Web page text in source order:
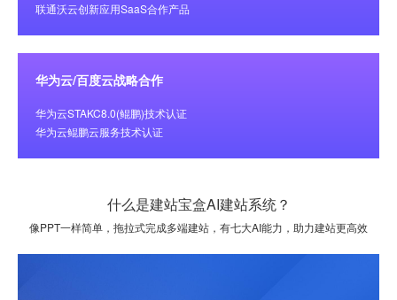
联通沃云创新应用SaaS合作产品
华为云/百度云战略合作
华为云STAKC8.0(鲲鹏)技术认证
华为云鲲鹏云服务技术认证
什么是建站宝盒AI建站系统？
像PPT一样简单，拖拉式完成多端建站，有七大AI能力，助力建站更高效